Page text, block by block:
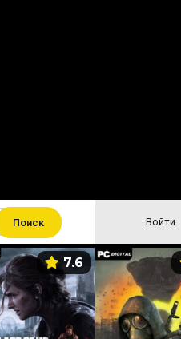
Поиск Войти
7.6